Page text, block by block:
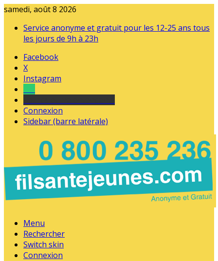
samedi, août 8 2026
Service anonyme et gratuit pour les 12-25 ans tous
les jours de 9h à 23h
Facebook
X
Instagram
Connexion
Sidebar (barre latérale)
Menu
Rechercher
Switch skin
Connexion